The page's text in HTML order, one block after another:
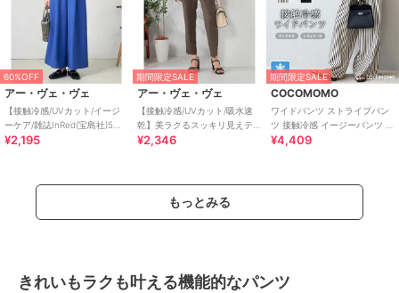
60%OFF
アー・ヴェ・ヴェ
【接触冷感/UVカット/イージ
ーケア/雑誌InRed(宝島社)5月
号掲載】麻調フレアパンツ
¥2,195
期間限定SALE
アー・ヴェ・ヴェ
【接触冷感/UVカット/吸水速
乾】美ラクるスッキリ見えテ
ーパードパンツ
¥2,346
期間限定SALE
COCOMOMO
ワイドパンツ ストライプパン
ツ 接触冷感 イージーパンツ レ
ディース ストライプ ワイド パ
¥4,409
もっとみる
きれいもラクも叶える機能的なパンツ